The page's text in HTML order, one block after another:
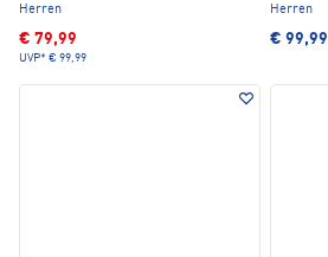
Herren
€ 79,99
UVP* € 99,99
Herren
€ 99,99